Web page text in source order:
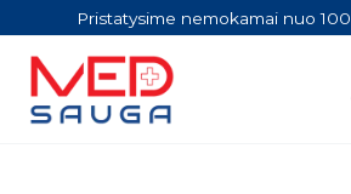
prie
turinio
Pristatysime nemokamai nuo